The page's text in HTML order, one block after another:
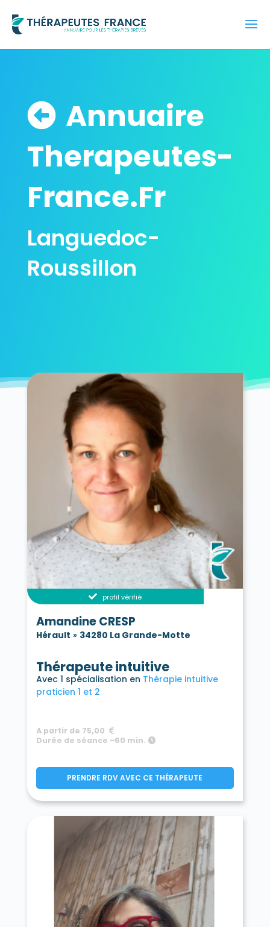
Annuaire
Therapeutes-
France.Fr
Languedoc-
Roussillon
profil vérifié
Amandine CRESP
Hérault » 34280 La Grande-Motte
Thérapeute intuitive
Avec 1 spécialisation en Thérapie intuitive
praticien 1 et 2
A partir de 75,00
Durée de séance ~60 min.
PRENDRE RDV AVEC CE THÉRAPEUTE